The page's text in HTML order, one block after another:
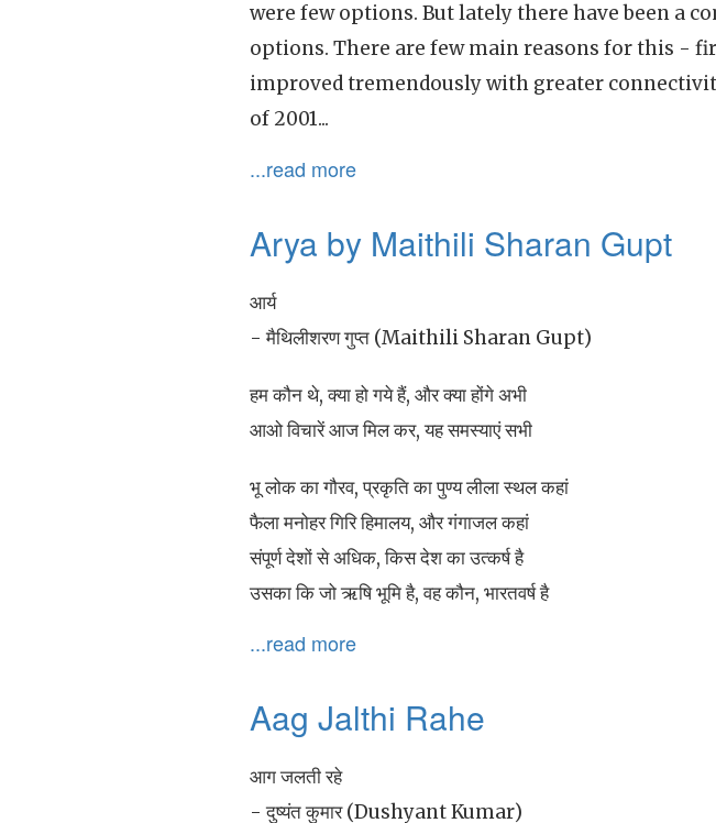
were few options. But lately there have been a
options. There are few main reasons for this -
improved tremendously with greater
of 2001...
...read more
Arya by Maithili Sharan Gupt
आर्य
- मैथिलीशरण गुप्त (Maithili Sharan Gupt)
हम कौन थे, क्या हो गये हैं, और क्या होंगे अभी
आओ विचारें आज मिल कर, यह समस्याएं सभी
भू लोक का गौरव, प्रकृति का पुण्य लीला स्थल कहां
फैला मनोहर गिरि हिमालय, और गंगाजल कहां
संपूर्ण देशों से अधिक, किस देश का उत्कर्ष है
उसका कि जो ऋषि भूमि है, वह कौन, भारतवर्ष है
...read more
Aag Jalthi Rahe
आग जलती रहे
- दुष्यंत कुमार (Dushyant Kumar)